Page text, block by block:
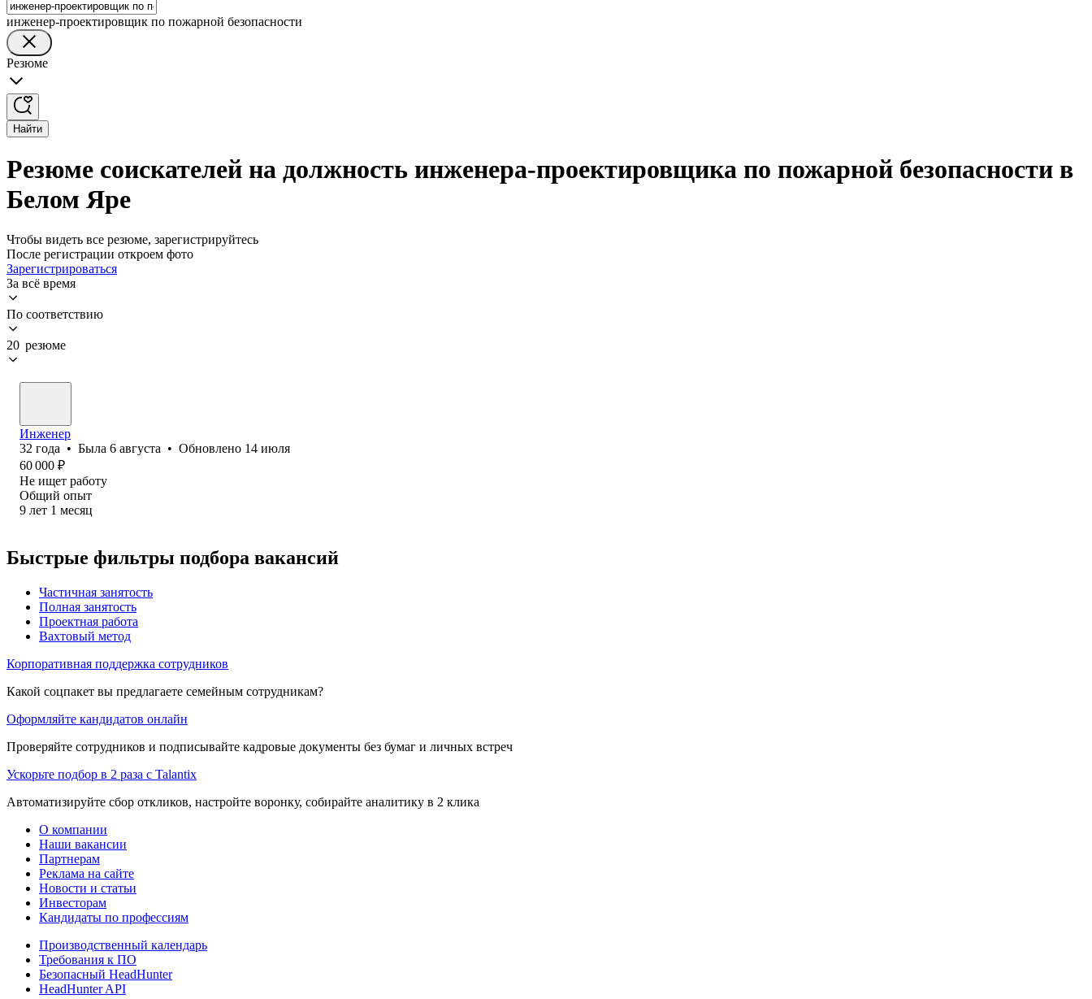
инженер-проектировщик по пожарной безопасности
Резюме
Найти
Резюме соискателей на должность инженера-проектировщика по пожарной безопасности в
Белом Яре
Чтобы видеть все резюме, зарегистрируйтесь
После регистрации откроем фото
Зарегистрироваться
За всё время
По соответствию
20 резюме
Инженер
32 года • Была 6 августа • Обновлено 14 июля
60 000 ₽
Не ищет работу
Общий опыт
9 лет 1 месяц
Быстрые фильтры подбора вакансий
Частичная занятость
Полная занятость
Проектная работа
Вахтовый метод
Корпоративная поддержка сотрудников
Какой соцпакет вы предлагаете семейным сотрудникам?
Оформляйте кандидатов онлайн
Проверяйте сотрудников и подписывайте кадровые документы без бумаг и личных встреч
Ускорьте подбор в 2 раза с Talantix
Автоматизируйте сбор откликов, настройте воронку, собирайте аналитику в 2 клика
О компании
Наши вакансии
Партнерам
Реклама на сайте
Новости и статьи
Инвесторам
Кандидаты по профессиям
Производственный календарь
Требования к ПО
Безопасный HeadHunter
HeadHunter API